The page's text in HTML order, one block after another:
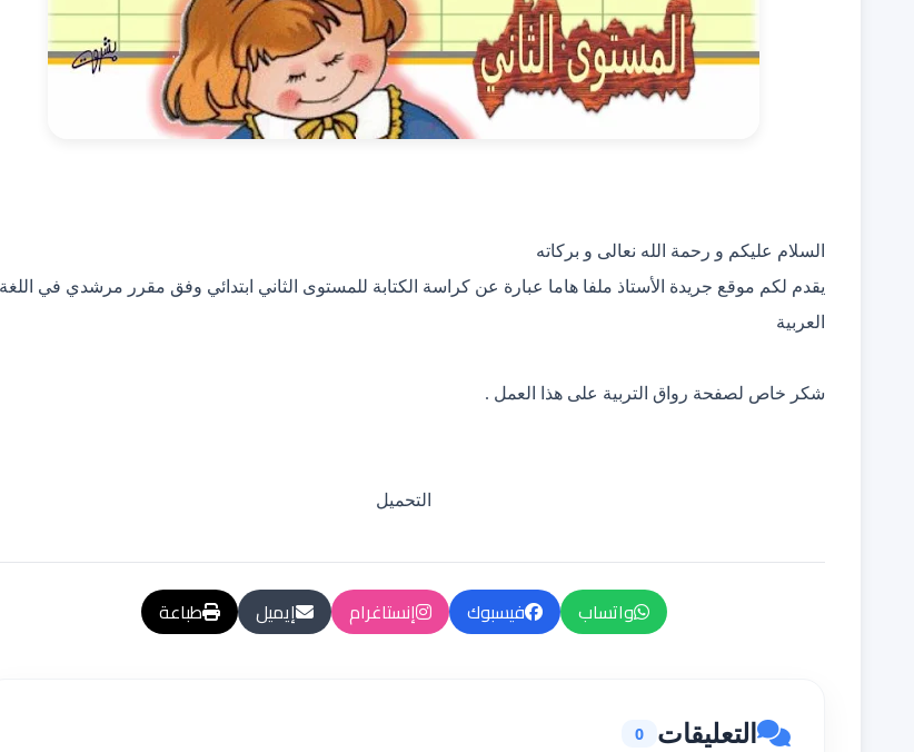
السلام عليكم و رحمة الله نعالى و بركاته
يقدم لكم موقع جريدة الأستاذ ملفا هاما عبارة عن كراسة الكتابة للمستوى الثاني ابتدائي وفق مقرر مرشدي في اللغة
العربية
شكر خاص لصفحة رواق التربية على هذا العمل .
التحميل
واتساب فيسبوك إنستاغرام إيميل طباعة
التعليقات 0